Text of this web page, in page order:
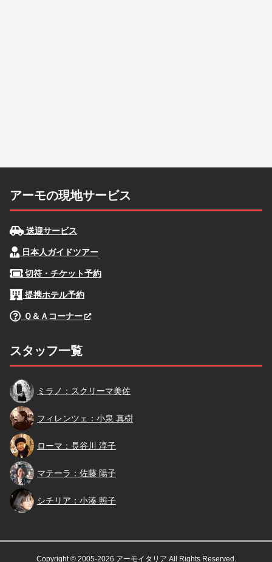
アーモの現地サービス
送迎サービス
日本人ガイドツアー
切符・チケット予約
提携ホテル予約
Ｑ＆Ａコーナー
スタッフ一覧
スクリーマ
ミラノ：スクリーマ美佐
小泉
フィレンツェ：小泉 真樹
長谷川
ローマ：長谷川 淳子
佐藤
マテーラ：佐藤 陽子
小湊
シチリア：小湊 照子
Copyright © 2005-2026 アーモイタリア All Rights Reserved.